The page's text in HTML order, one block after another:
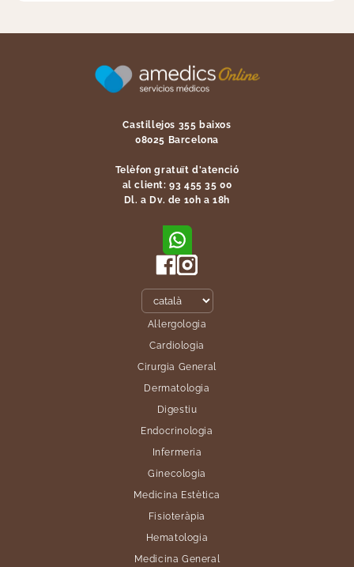
Castillejos 355 baixos
08025 Barcelona
Telèfon gratuït d'atenció
al client: 93 455 35 00
Dl. a Dv. de 10h a 18h
Al·lergologia
Cardiologia
Cirurgia General
Dermatologia
Digestiu
Endocrinologia
Infermeria
Ginecologia
Medicina Estètica
Fisioteràpia
Hematologia
Medicina General